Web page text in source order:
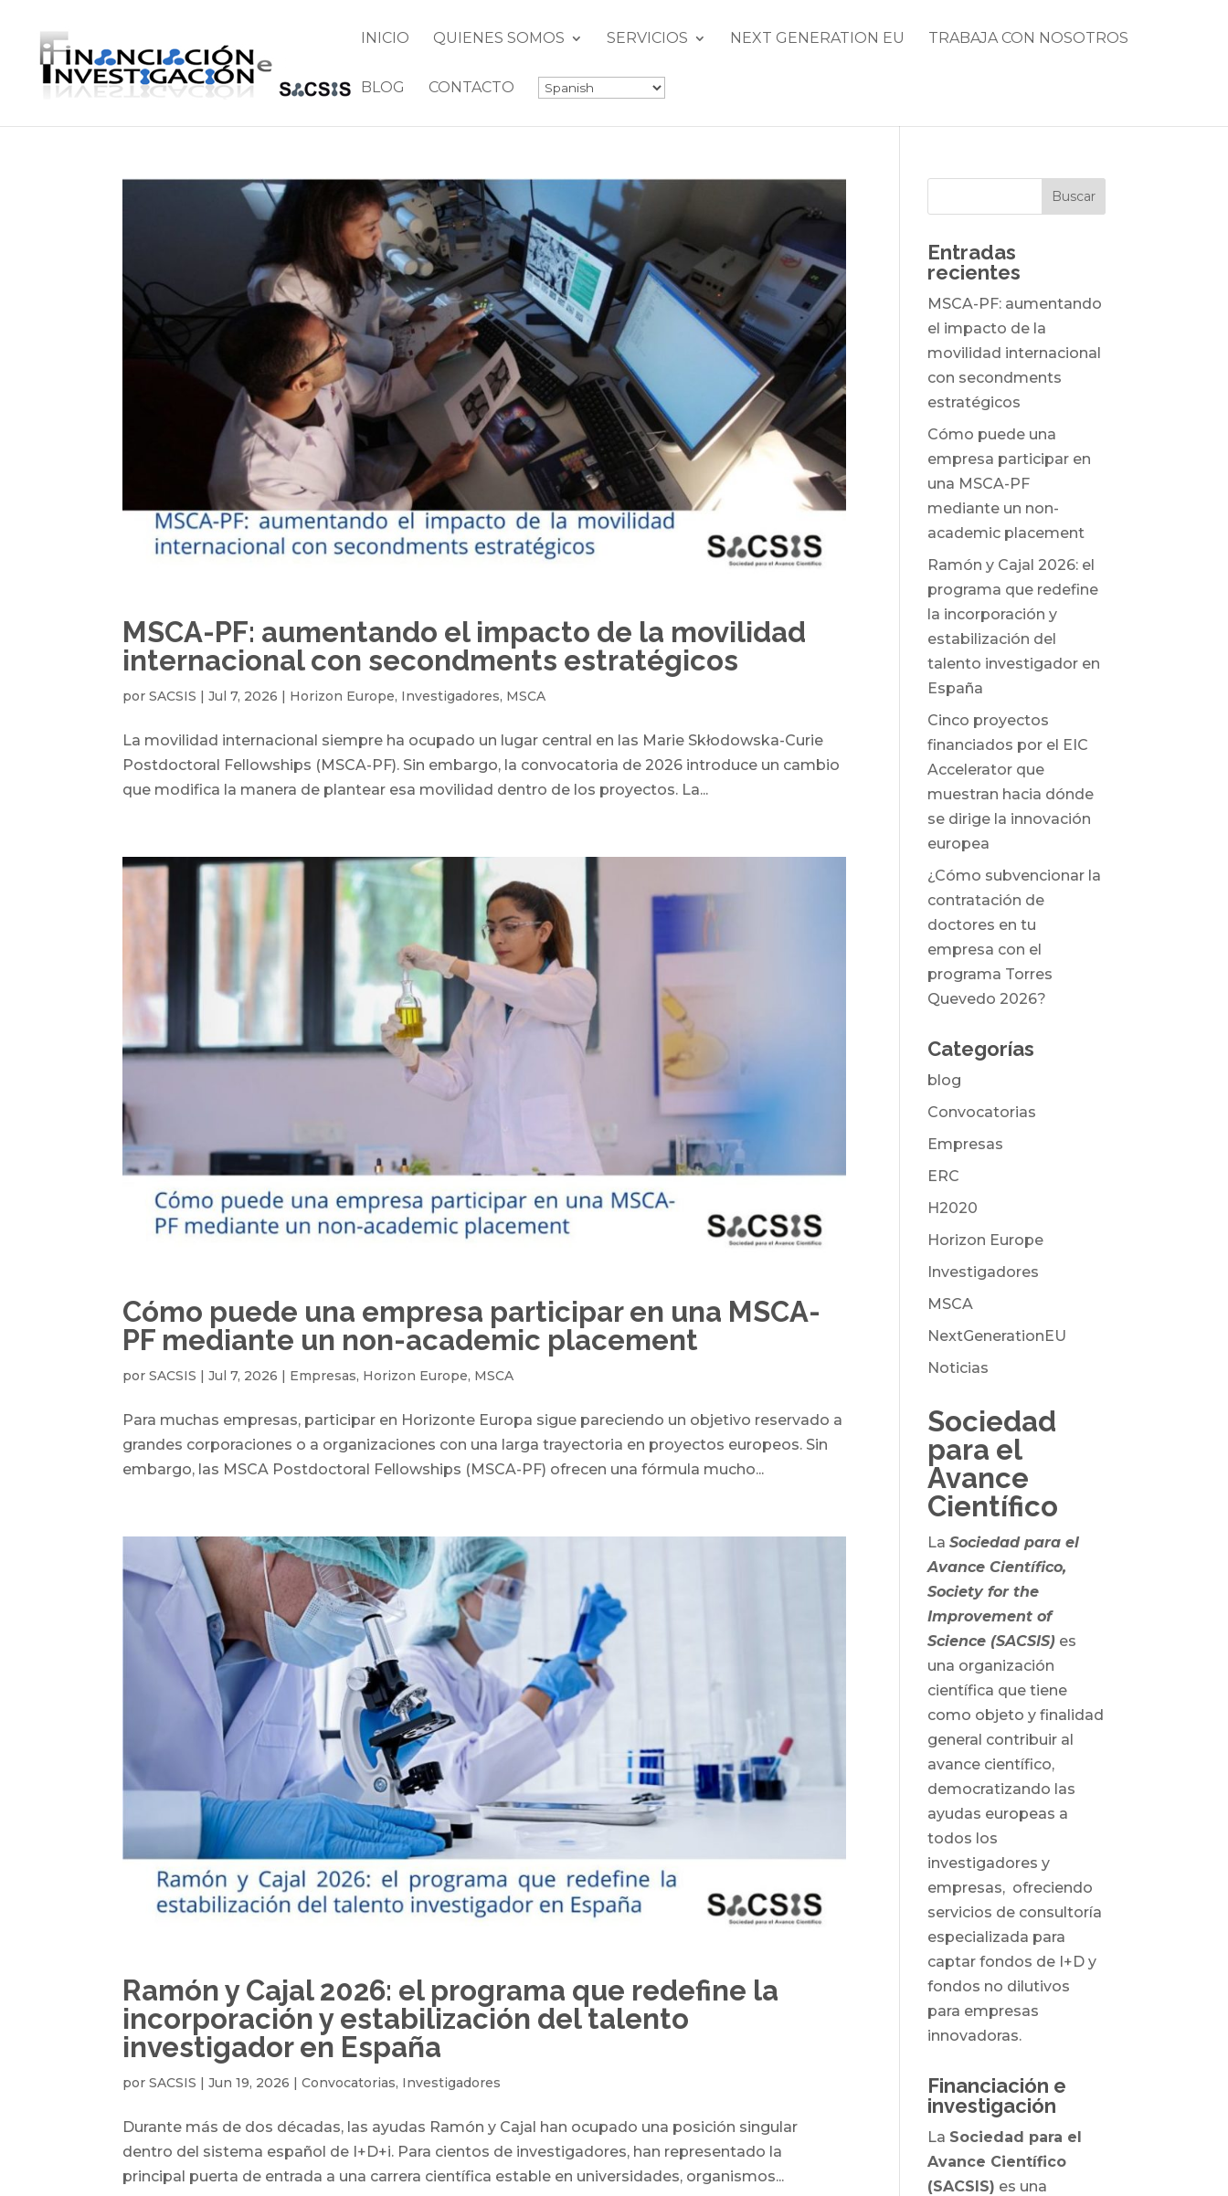
INICIO QUIENES SOMOS SERVICIOS NEXT GENERATION EU TRABAJA CON NOSOTROS
BLOG CONTACTO
MSCA-PF: aumentando el impacto de la movilidad
internacional con secondments estratégicos
porSACSIS |Jul 7, 2026 Horizon Europe, Investigadores, MSCA
La movilidad internacional siempre ha ocupado un lugar central en las Marie Skłodowska-Curie
Postdoctoral Fellowships (MSCA-PF). Sin embargo, la convocatoria de 2026 introduce un cambio
que modifica la manera de plantear esa movilidad dentro de los proyectos. La...
Cómo puede una empresa participar en una MSCA-
PF mediante un non-academic placement
porSACSIS |Jul 7, 2026 | Empresas, Horizon Europe, MSCA
Para muchas empresas, participar en Horizonte Europa sigue pareciendo un objetivo reservado a
grandes corporaciones o a organizaciones con una larga trayectoria en proyectos europeos. Sin
embargo, las MSCA Postdoctoral Fellowships (MSCA-PF) ofrecen una fórmula mucho...
Ramón y Cajal 2026: el programa que redefine la
incorporación y estabilización del talento
investigador en España
porSACSIS |Jun 19, 2026 |Convocatorias, Investigadores
Durante más de dos décadas, las ayudas Ramón y Cajal han ocupado una posición singular
dentro del sistema español de I+D+i. Para cientos de investigadores, han representado la
principal puerta de entrada a una carrera científica estable en universidades, organismos...
Entradas
recientes
MSCA-PF: aumentando
el impacto de la
movilidad internacional
con secondments
estratégicos
Cómo puede una
empresa participar en
una MSCA-PF
mediante un non-
academic placement
Ramón y Cajal 2026: el
programa que redefine
la incorporación y
estabilización del
talento investigador en
España
Cinco proyectos
financiados por el EIC
Accelerator que
muestran hacia dónde
se dirige la innovación
europea
¿Cómo subvencionar la
contratación de
doctores en tu
empresa con el
programa Torres
Quevedo 2026?
Categorías
blog
Convocatorias
Empresas
ERC
H2020
Horizon Europe
Investigadores
MSCA
NextGenerationEU
Noticias
Sociedad
para el
Avance
Científico
LaSociedad para el
Avance Científico,
Society for the
Improvement of
Science (SACSIS) es
una organización
científica que tiene
como objeto y finalidad
general contribuir al
avance científico,
democratizando las
ayudas europeas a
todos los
investigadores y
empresas, ofreciendo
servicios de consultoría
especializada para
captar fondos de I+D y
fondos no dilutivos
para empresas
innovadoras.
Financiación e
investigación
La Sociedad para el
Avance Científico
(SACSIS) es una